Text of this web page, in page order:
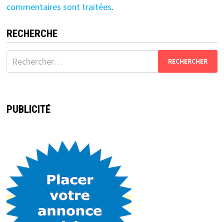
commentaires sont traitées.
RECHERCHE
Rechercher :
PUBLICITÉ